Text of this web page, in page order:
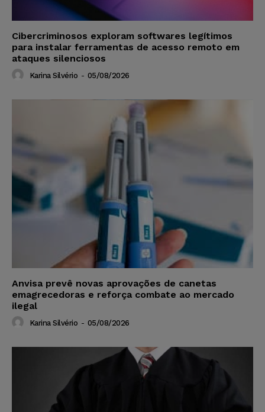
Cibercriminosos exploram softwares legítimos
para instalar ferramentas de acesso remoto em
ataques silenciosos
Karina Silvério - 05/08/2026
Anvisa prevê novas aprovações de canetas
emagrecedoras e reforça combate ao mercado
ilegal
Karina Silvério - 05/08/2026